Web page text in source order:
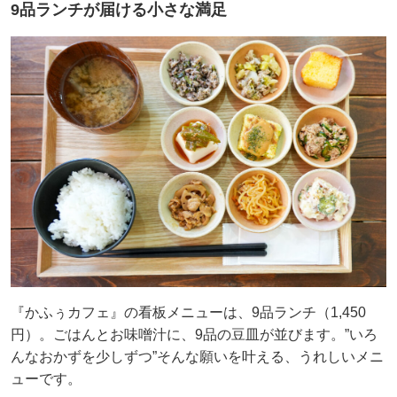
9品ランチが届ける小さな満足
『かふぅカフェ』の看板メニューは、9品ランチ（1,450
円）。ごはんとお味噌汁に、9品の豆皿が並びます。”いろ
んなおかずを少しずつ”そんな願いを叶える、うれしいメニ
ューです。